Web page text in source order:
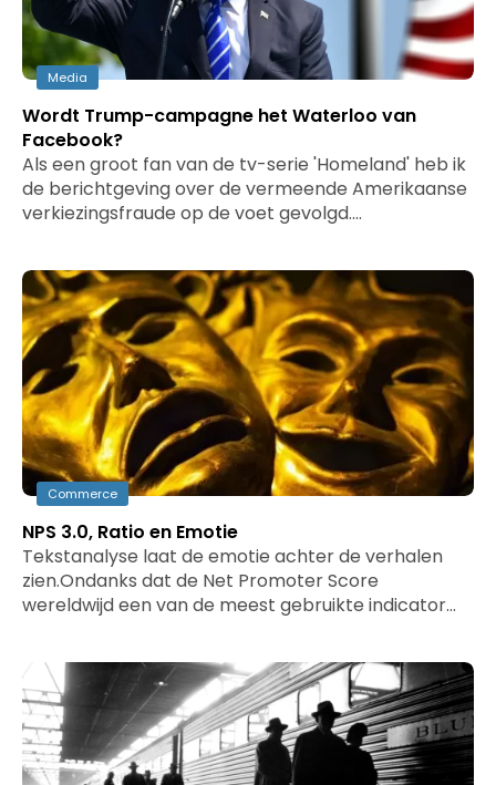
Media
Wordt Trump-campagne het Waterloo van
Facebook?
Als een groot fan van de tv-serie 'Homeland' heb ik
de berichtgeving over de vermeende Amerikaanse
verkiezingsfraude op de voet gevolgd.…
Commerce
NPS 3.0, Ratio en Emotie
Tekstanalyse laat de emotie achter de verhalen
zien.Ondanks dat de Net Promoter Score
wereldwijd een van de meest gebruikte indicator…